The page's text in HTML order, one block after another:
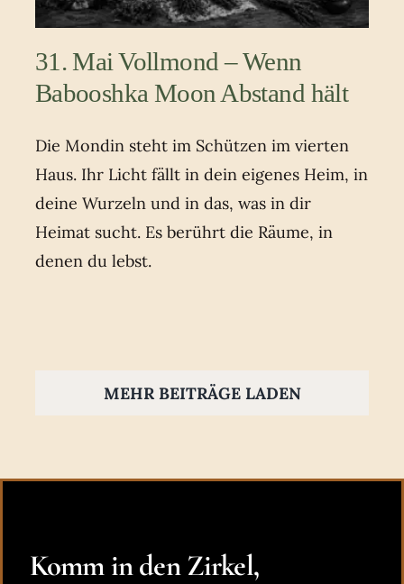
31. Mai Vollmond – Wenn
Babooshka Moon Abstand hält
Die Mondin steht im Schützen im vierten
Haus. Ihr Licht fällt in dein eigenes Heim, in
deine Wurzeln und in das, was in dir
Heimat sucht. Es berührt die Räume, in
denen du lebst.
MEHR BEITRÄGE LADEN
Komm in den Zirkel,